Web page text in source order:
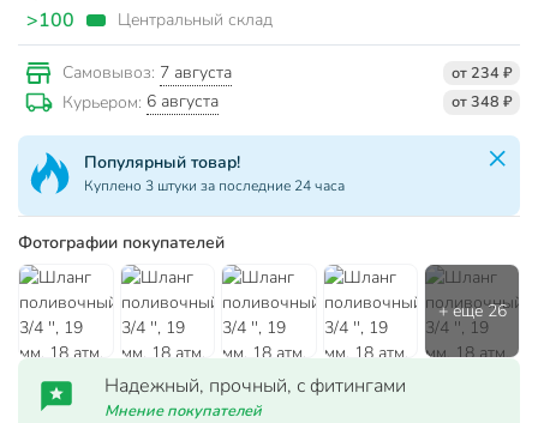
>100 Центральный склад
Самовывоз: 7 августа от 234 ₽
Курьером: 6 августа от 348 ₽
Популярный товар!
Куплено 3 штуки за последние 24 часа
Фотографии покупателей
Надежный, прочный, с фитингами
Мнение покупателей